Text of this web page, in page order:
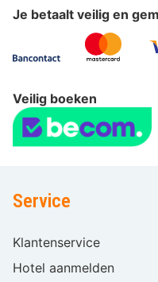
Je betaalt veilig en
Veilig boeken
Service
Klantenservice
Hotel aanmelden